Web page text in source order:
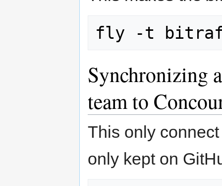
Synchronizing
team to
This only
only kept on